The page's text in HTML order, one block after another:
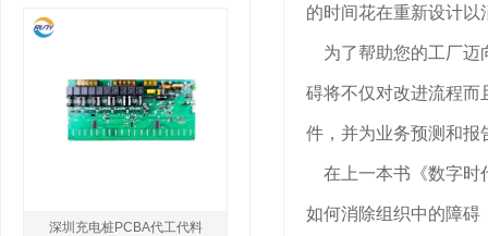
的时间花在重新设计
为了帮助您的工厂迈
碍将不仅对改进流程而
件，并为业务预测和报
在上一本书《数字时
如何消除组织中的障碍
深圳充电桩PCBA代工代料